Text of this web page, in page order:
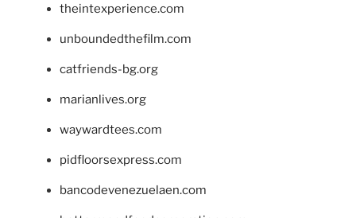
theintexperience.com
unboundedthefilm.com
catfriends-bg.org
marianlives.org
waywardtees.com
pidfloorsexpress.com
bancodevenezuelaen.com